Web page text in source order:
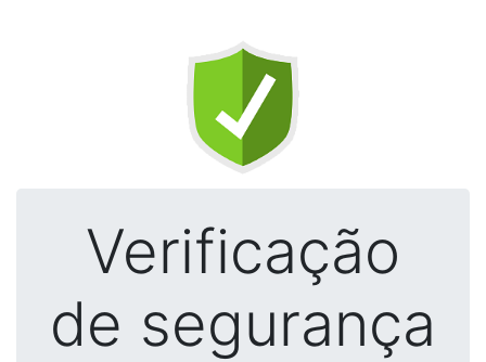
Verificação
de segurança